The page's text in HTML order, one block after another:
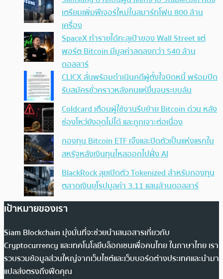
เตรียมเพิ่มฟีเจอร์ใหม่ในสมาร์ทโฟน 800 ล้าน
เครื่อง
SpaceX ทำรายได้ทะลุเป้าของ Wall Street แต่
พอร์ต Bitcoin มีมูลค่าลดลงกว่า 540 ล้าน
ดอลลาร์
CLICX ลั่นพร้อมดำเนินคดีผู้ตั้งใจบิดหนี้ พร้อมปิด
รับสมัครชั่วคราวหลังคนแห่ยื่นจนระบบล้น
Coldcard เตือนผู้ใช้งานรีบย้าย Bitcoin ด่วน หลัง
ช่องโหว่ยังอุดไม่ได้ และถูกเจาะต่อเนื่อง
กองทุน Bitcoin ETF เจ๊งและปิดตัวเป็นแห่งแรกใน
สหรัฐหลังเงินทุนไหลออกไปฝั่ง AI
BlackRock ลุยเปิดตัว Tokenized สำหรับกองทุน
ตลาดเงินยุโรปมูลค่า 3.11 แสนล้านดอลลาร์
เป้าหมายของเรา
Siam Blockchain มุ่งมั่นที่จะช่วยนำเสนอสารเกี่ยวกับ
Cryptocurrency และเทคโนโลยีบล็อกเชนเพื่อคนไทย ในภาษาไทย เรา
รวบรวมข้อมูลส่วนใหญ่จากเว็บไซต์และเว็บบอร์ดต่างประเทศและนำมา
แปลส่งตรงถึงฟีดคุณ